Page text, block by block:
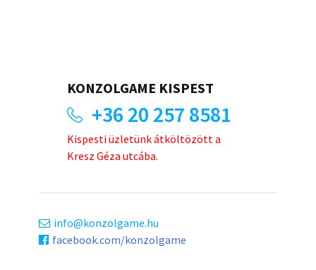
KONZOLGAME KISPEST
+36 20 257 8581
Kispesti üzletünk átköltözött a
Kresz Géza utcába.
info
konzolgame.hu
facebook.com/konzolgame